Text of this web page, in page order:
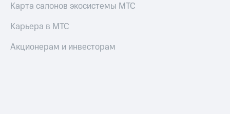
Карта салонов экосистемы МТС
Карьера в МТС
Акционерам и инвесторам